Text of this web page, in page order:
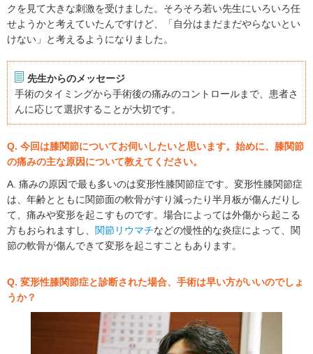
クを見て大きな刺激を受けました。そろそろ若い先生にいろいろ任
せようかと考えていたんですけど、「自分はまだまだやらないとい
けない」と考えるようになりました。
先生からのメッセージ
手術のタイミングから手術後の痛みのコントロールまで、患者さ
んに応じて選択することが大切です。
Q. 今回は膝関節についてお伺いしたいと思います。始めに、膝関節
の痛みの主な原因について教えてください。
A. 痛みの原因で最も多いのは変形性膝関節症です。変形性膝関節症
は、年齢とともに関節面の軟骨がすり減ったり半月板が傷んだりし
て、痛みや変形を起こすものです。場合によっては外傷から起こる
方もおられますし、 関節リウマチなどの慢性的な炎症によって、関
節の軟骨が傷んできて変形を起こすこともあります。
Q. 変形性膝関節症と診断された場合、手術は早い方がいいのでしょ
うか？